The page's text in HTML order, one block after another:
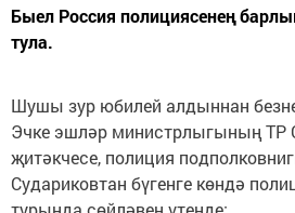
Быел Россия полициясенең
тула.
Шушы зур юбилей алдыннан
Эчке эшләр министрлыгының ТР
җитәкчесе, полиция
Судариковтан бүгенге көндә